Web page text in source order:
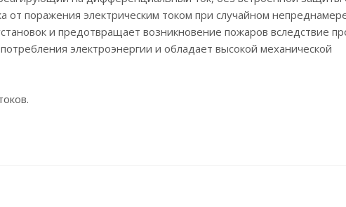
от поражения электрическим током при случайном
и предотвращает возникновение пожаров вследствие
электроэнергии и обладает высокой механической
до +50°С.